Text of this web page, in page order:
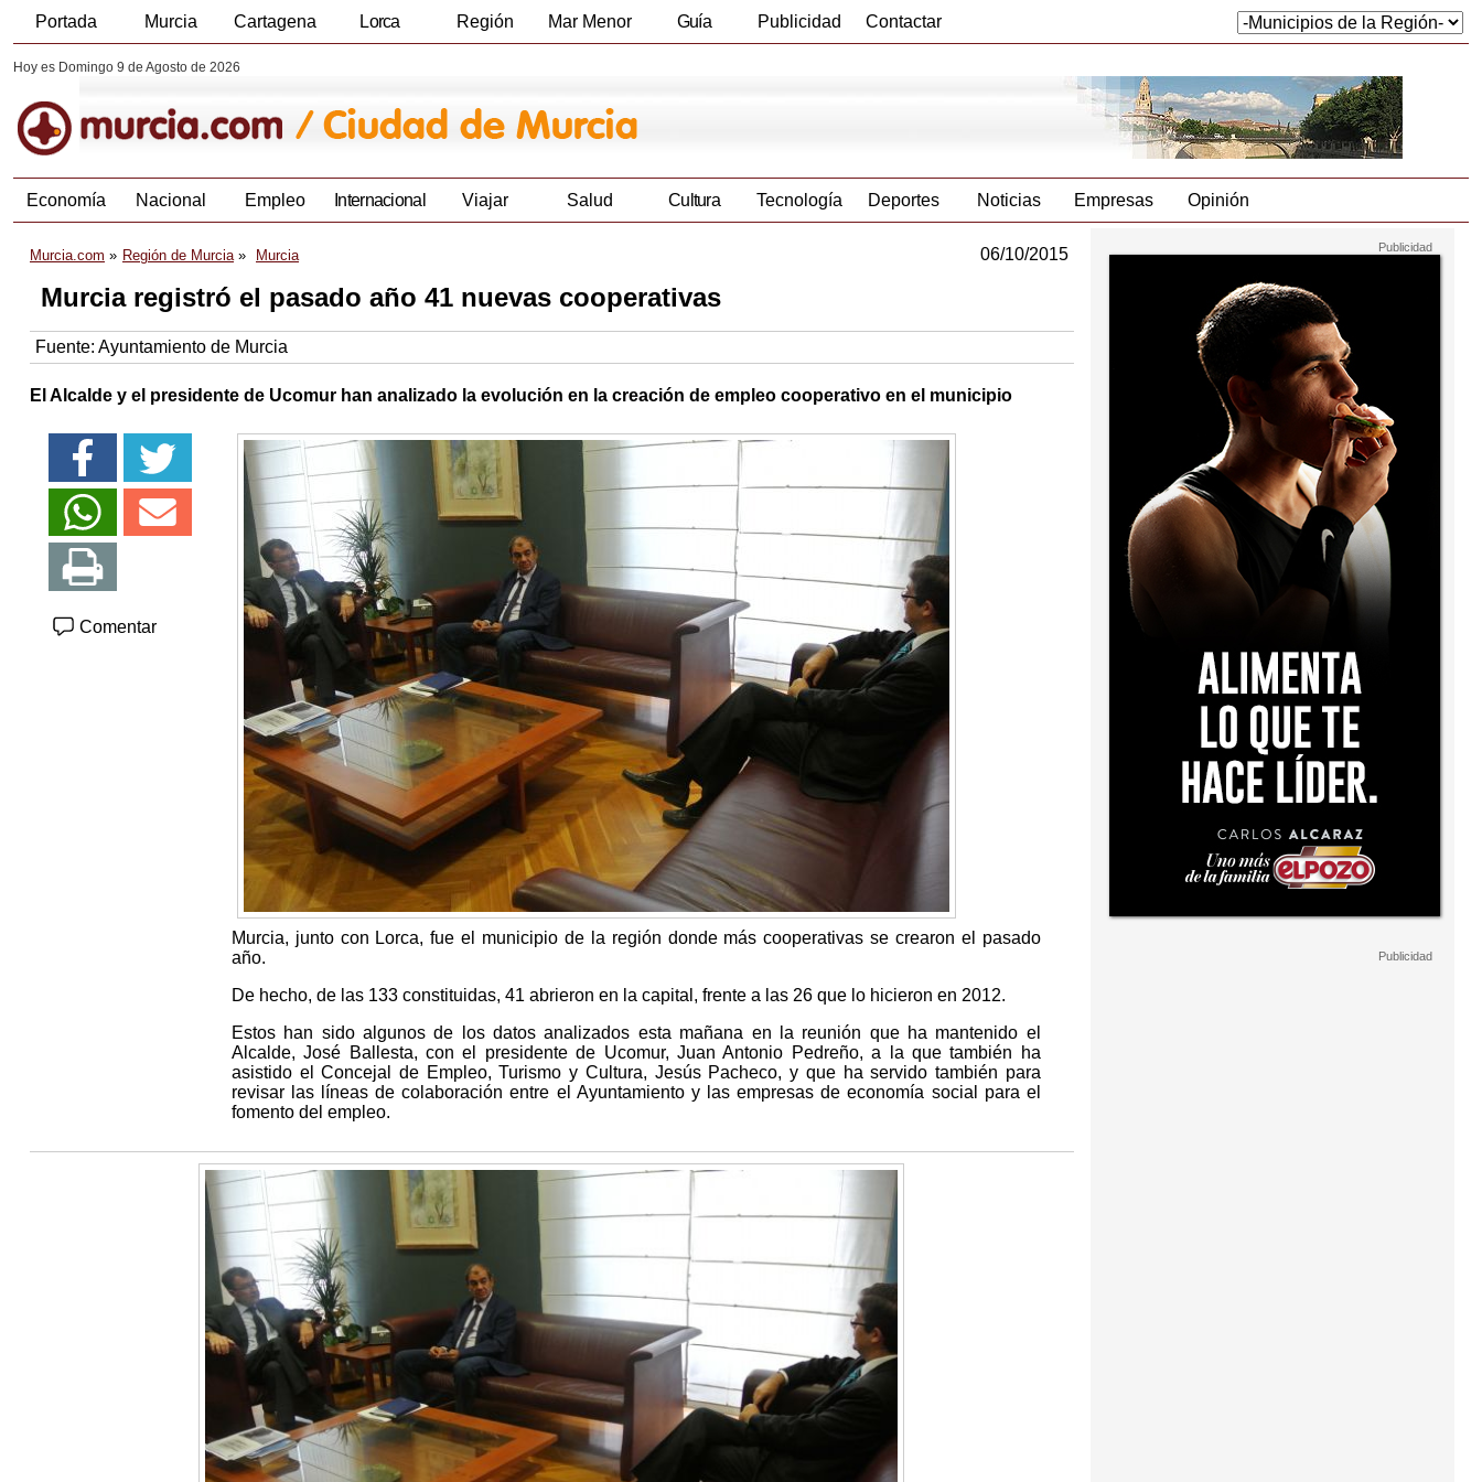
Portada Murcia Cartagena Lorca Región Mar Menor Guía Publicidad Contactar
Hoy es Domingo 9 de Agosto de 2026
Economía Nacional Empleo Internacional Viajar Salud Cultura Tecnología Deportes Noticias Empresas Opinión
Murcia.com Región de Murcia Murcia 06/10/2015
Murcia registró el pasado año 41 nuevas cooperativas
Fuente: Ayuntamiento de Murcia
El Alcalde y el presidente de Ucomur han analizado la evolución en la creación de empleo cooperativo en el municipio
Comentar
Murcia, junto con Lorca, fue el municipio de la región donde más cooperativas se crearon el pasado
año.
De hecho, de las 133 constituidas, 41 abrieron en la capital, frente a las 26 que lo hicieron en 2012.
Estos han sido algunos de los datos analizados esta mañana en la reunión que ha mantenido el
Alcalde, José Ballesta, con el presidente de Ucomur, Juan Antonio Pedreño, a la que también ha
asistido el Concejal de Empleo, Turismo y Cultura, Jesús Pacheco, y que ha servido también para
revisar las líneas de colaboración entre el Ayuntamiento y las empresas de economía social para el
fomento del empleo.